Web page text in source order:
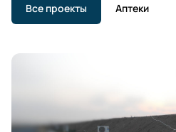
Все проекты Аптеки